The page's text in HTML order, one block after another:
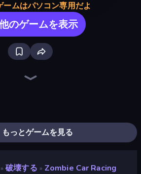
ームはパソコン専用だよ
のゲームを表示
もっとゲームを見る
» 破壊する » Zombie Car Racing